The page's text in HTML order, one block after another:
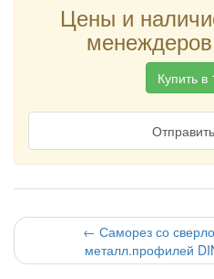
Цены и
Купить в
← Саморез со
металл.профилей